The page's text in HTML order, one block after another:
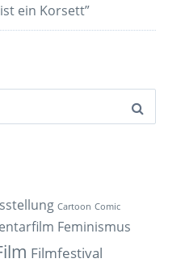
ein Korsett”
Cartoon Comic
Feminismus
Filmfestival